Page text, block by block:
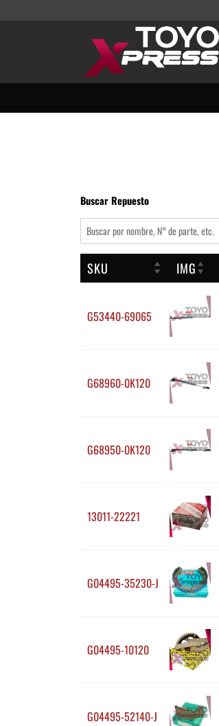
Buscar Repuesto
SKU IMG
G53440-69065
G68960-0K120
G68950-0K120
13011-22221
G04495-35230-J
G04495-10120
G04495-52140-J